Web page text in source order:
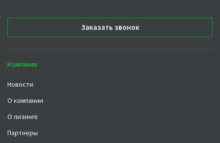
Заказать звонок
Компания
Новости
О компании
О лизинге
Партнеры